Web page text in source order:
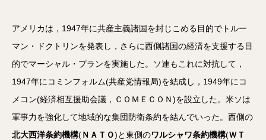
アメリカは，1947年に共産主義諸国を封じこめる目的でトルー
マン・ドクトリンを発表し，さらに西側諸国の経済を支援する目
的でマーシャル・プランを実施した。ソ連もこれに対抗して，
1947年にコミンフォルム(共産党情報局)を結成し，1949年にコ
メコン(経済相互援助会議，ＣＯＭＥＣＯＮ)を設立した。米ソは
軍事力を強化して地域的な集団防衛条約を結んでいった。西側の
北大西洋条約機構(ＮＡＴＯ)と東側のワルシャワ条約機構(ＷＴ